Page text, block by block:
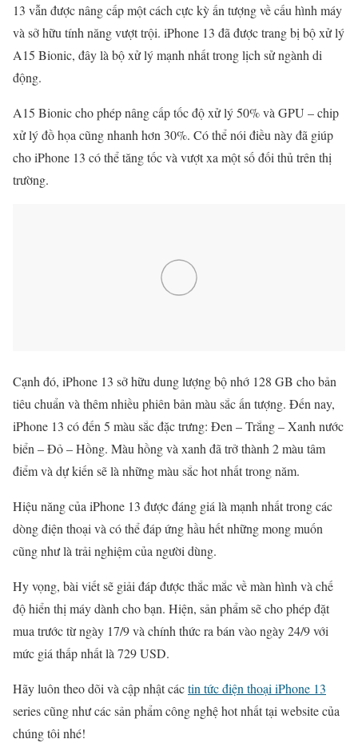
13 vẫn được nâng cấp một cách cực kỳ ấn tượng về cấu hình máy
và sở hữu tính năng vượt trội. iPhone 13 đã được trang bị bộ xử lý
A15 Bionic, đây là bộ xử lý mạnh nhất trong lịch sử ngành di
động.
A15 Bionic cho phép nâng cấp tốc độ xử lý 50% và GPU – chip
xử lý đồ họa cũng nhanh hơn 30%. Có thể nói điều này đã giúp
cho iPhone 13 có thể tăng tốc và vượt xa một số đối thủ trên thị
trường.
Cạnh đó, iPhone 13 sở hữu dung lượng bộ nhớ 128 GB cho bản
tiêu chuẩn và thêm nhiều phiên bản màu sắc ấn tượng. Đến nay,
iPhone 13 có đến 5 màu sắc đặc trưng: Đen – Trắng – Xanh nước
biển – Đỏ – Hồng. Màu hồng và xanh đã trở thành 2 màu tâm
điểm và dự kiến sẽ là những màu sắc hot nhất trong năm.
Hiệu năng của iPhone 13 được đáng giá là mạnh nhất trong các
dòng điện thoại và có thể đáp ứng hầu hết những mong muốn
cũng như là trải nghiệm của người dùng.
Hy vọng, bài viết sẽ giải đáp được thắc mắc về màn hình và chế
độ hiển thị máy dành cho bạn. Hiện, sản phẩm sẽ cho phép đặt
mua trước từ ngày 17/9 và chính thức ra bán vào ngày 24/9 với
mức giá thấp nhất là 729 USD.
Hãy luôn theo dõi và cập nhật cáctin tức điện thoại iPhone 13
series cũng như các sản phẩm công nghệ hot nhất tại website của
chúng tôi nhé!